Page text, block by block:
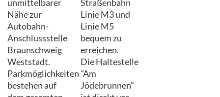
unmittelbarer
Nähe zur
Autobahn-
Anschlussstelle
Braunschweig
Weststadt.
Parkmöglichkeiten
bestehen auf
Straßenbahn
Linie M3 und
Linie M5
bequem zu
erreichen.
Die Haltestelle
"Am
Jödebrunnen"